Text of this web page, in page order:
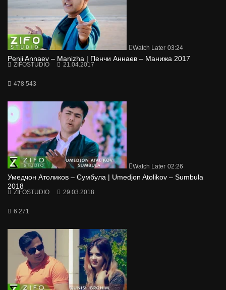
Watch Later 03:24
Penji Annaev – Manizha | Пенчи Аннаев – Манижа 2017
ZIFOSTUDIO 21.04.2017
478 543
Watch Later 02:26
Умедчон Атоликов – Сумбула | Umedjon Atolikov – Sumbula
2018
ZIFOSTUDIO 29.03.2018
6 271